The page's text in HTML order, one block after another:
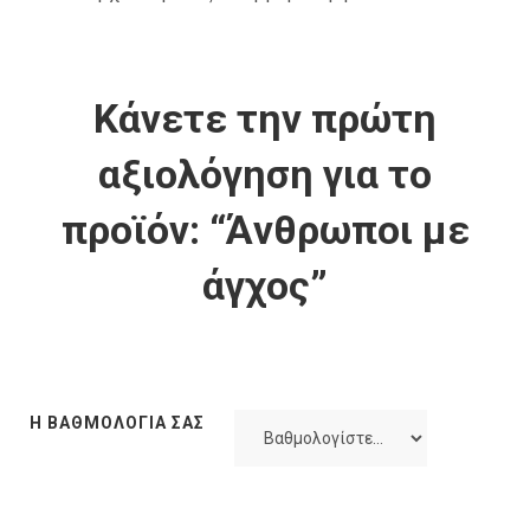
Κάνετε την πρώτη
αξιολόγηση για το
προϊόν: “Άνθρωποι με
άγχος”
Η ΒΑΘΜΟΛΟΓΊΑ ΣΑΣ